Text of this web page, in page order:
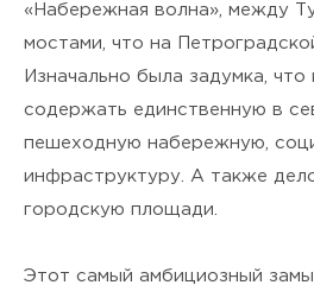
«Набережная волна», между
мостами, что на
Изначально была задумка, что
содержать единственную в
пешеходную набережную,
инфраструктуру. А также
городскую площади.
Этот самый амбициозный